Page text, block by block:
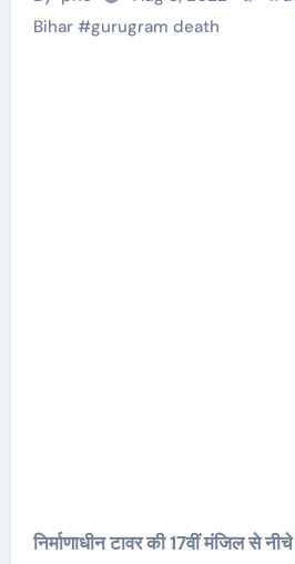
Bihar#gurugram death
निर्माणाधीन टावर की 17वीं मंजिल से नीचे